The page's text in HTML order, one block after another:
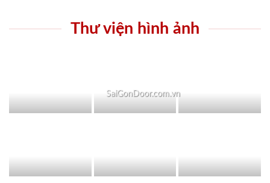
Thư viện hình ảnh
SaiGonDoor.com.vn